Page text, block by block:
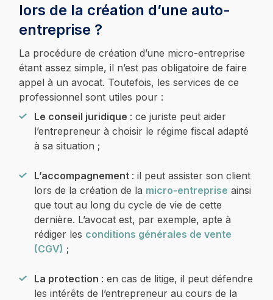
lors de la création d’une auto-
entreprise ?
La procédure de création d’une micro-entreprise
étant assez simple, il n’est pas obligatoire de faire
appel à un avocat. Toutefois, les services de ce
professionnel sont utiles pour :
Le conseil juridique : ce juriste peut aider
l’entrepreneur à choisir le régime fiscal adapté
à sa situation ;
L’accompagnement : il peut assister son client
lors de la création de la micro-entreprise ainsi
que tout au long du cycle de vie de cette
dernière. L’avocat est, par exemple, apte à
rédiger les conditions générales de vente
(CGV) ;
La protection : en cas de litige, il peut défendre
les intérêts de l’entrepreneur au cours de la